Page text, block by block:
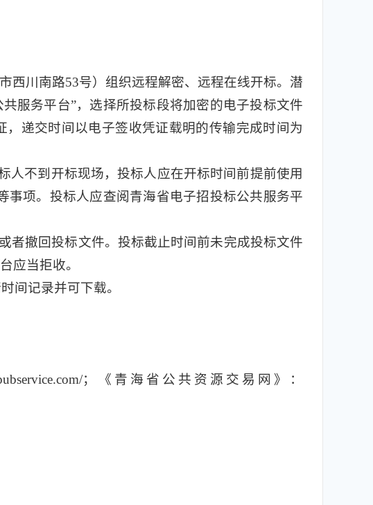
西川南路53号）组织远程解密、远程在线开标。潜
服务平台”，选择所投标段将加密的电子投标文件
，递交时间以电子签收凭证载明的传输完成时间为
人不到开标现场，投标人应在开标时间前提前使用
事项。投标人应查阅青海省电子招投标公共服务平
者撤回投标文件。投标截止时间前未完成投标文件
应当拒收。
间记录并可下载。
；《青海省公共资源交易网》：